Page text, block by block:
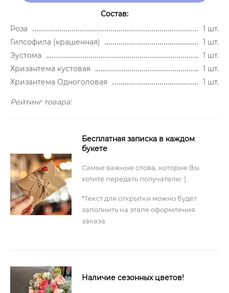
Состав:
Роза
1 шт.
Гипсофила (крашенная)
1 шт.
Эустома
1 шт.
Хризантема кустовая
1 шт.
Хризантема Одноголовая
1 шт.
Рейтинг товара:
Бесплатная записка в каждом
букете
Самые важные слова, которые Вы
хотите передать получателю :)
*Текст для открытки можно будет
заполнить на этапе оформления
заказа
Наличие сезонных цветов!